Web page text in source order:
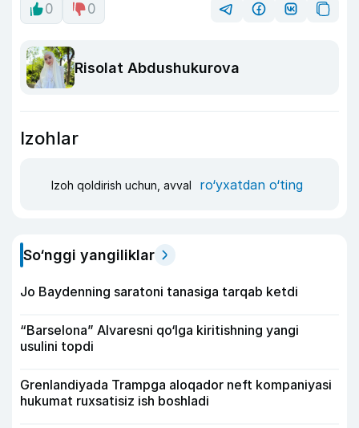
0 0
Risolat Abdushukurova
Izohlar
Izoh qoldirish uchun, avval ro‘yxatdan o‘ting
So‘nggi yangiliklar
Jo Baydenning saratoni tanasiga tarqab ketdi
“Barselona” Alvaresni qo‘lga kiritishning yangi
usulini topdi
Grenlandiyada Trampga aloqador neft kompaniyasi
hukumat ruxsatisiz ish boshladi